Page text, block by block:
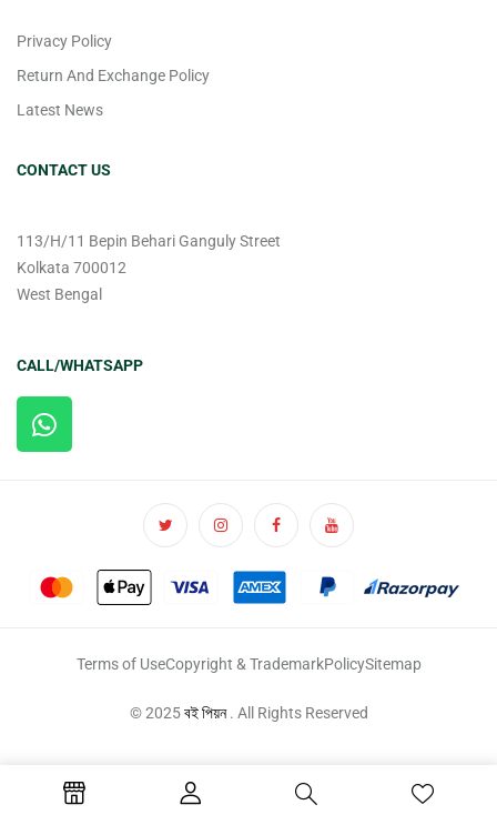
Privacy Policy
Return And Exchange Policy
Latest News
CONTACT US
113/H/11 Bepin Behari Ganguly Street
Kolkata 700012
West Bengal
CALL/WHATSAPP
Terms of UseCopyright & TrademarkPolicySitemap
© 2025বই পিয়ন. All Rights Reserved